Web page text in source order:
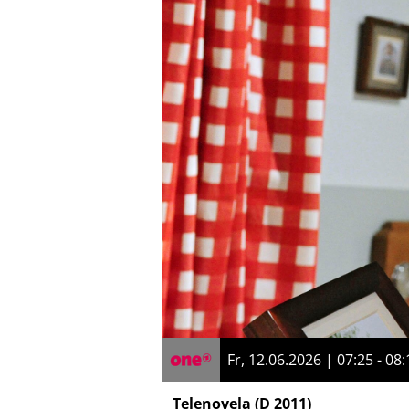
Fr, 12.06.2026 | 07:25 -
Telenovela (D 2011)